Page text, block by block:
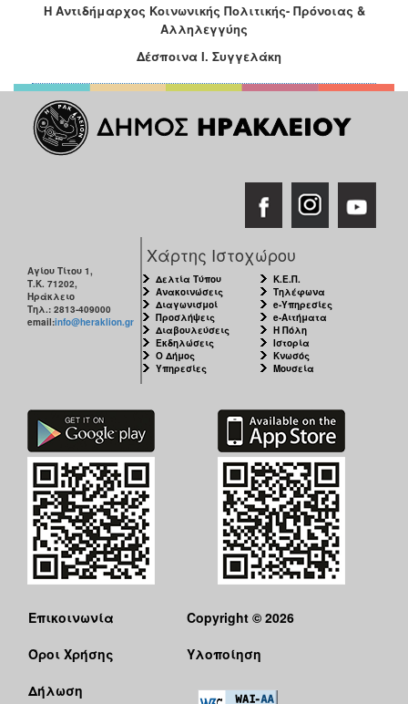
Κοινότητας
Κοινωνικό
Παντοπωλείο
Ισότητα
των
ΔΗΜΟΣ
ΠΟΛΙΤΙΣΜΟΣ
Η Αντιδήμαρχος Κοινωνικής Πολιτικής- Πρόνοιας &
Αλληλεγγύης
Δέσποινα Ι. Συγγελάκη
Αγίου Τίτου 1,
Τ.Κ. 71202,
Ηράκλειο
Τηλ.: 2813-409000
email:info@heraklion.gr
Χάρτης Ιστοχώρου
Δελτία Τύπου
Ανακοινώσεις
Διαγωνισμοί
Προσλήψεις
Διαβουλεύσεις
Εκδηλώσεις
Ο Δήμος
Υπηρεσίες
Κ.Ε.Π.
Τηλέφωνα
e-Υπηρεσίες
e-Αιτήματα
Η Πόλη
Ιστορία
Κνωσός
Μουσεία
Επικοινωνία
Όροι Χρήσης
Δήλωση
Copyright © 2026
Υλοποίηση